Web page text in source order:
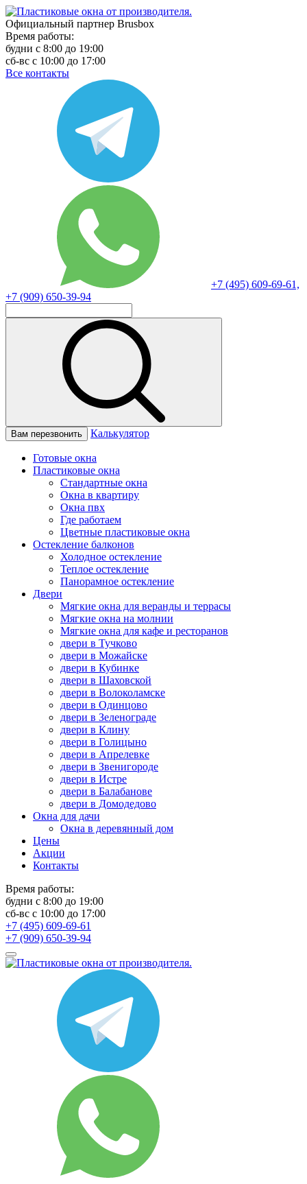
Официальный партнер Brusbox
Время работы:
будни с 8:00 до 19:00
сб-вс с 10:00 до 17:00
Все контакты
+7 (495) 609-69-61,
+7 (909) 650-39-94
Вам перезвонить Калькулятор
Готовые окна
Пластиковые окна
Стандартные окна
Окна в квартиру
Окна пвх
Где работаем
Цветные пластиковые окна
Остекление балконов
Холодное остекление
Теплое остекление
Панорамное остекление
Двери
Мягкие окна для веранды и террасы
Мягкие окна на молнии
Мягкие окна для кафе и ресторанов
двери в Тучково
двери в Можайске
двери в Кубинке
двери в Шаховской
двери в Волоколамске
двери в Одинцово
двери в Зеленограде
двери в Клину
двери в Голицыно
двери в Апрелевке
двери в Звенигороде
двери в Истре
двери в Балабанове
двери в Домодедово
Окна для дачи
Окна в деревянный дом
Цены
Акции
Контакты
Время работы:
будни с 8:00 до 19:00
сб-вс с 10:00 до 17:00
+7 (495) 609-69-61
+7 (909) 650-39-94